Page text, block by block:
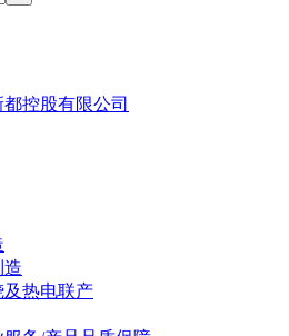
控股有限公司
造
及热电联产